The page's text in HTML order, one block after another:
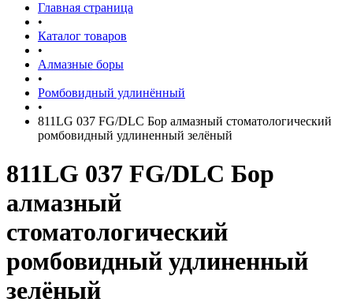
Главная страница
•
Каталог товаров
•
Алмазные боры
•
Ромбовидный удлинённый
•
811LG 037 FG/DLC Бор алмазный стоматологический
ромбовидный удлиненный зелёный
811LG 037 FG/DLC Бор
алмазный
стоматологический
ромбовидный удлиненный
зелёный